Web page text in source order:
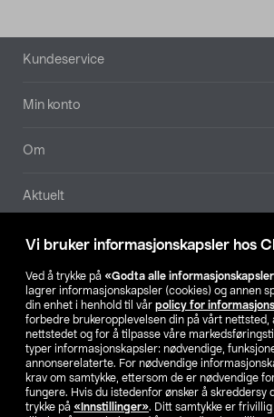
Vi bruker informasjonskapsler hos
Ved å trykke på «Godta alle
lagrer informasjonskapsler (cookies) og annen
din enhet i henhold til vår policy for
forbedre brukeropplevelsen din på vårt nettsted,
nettstedet og for å tilpasse våre
typer informasjonskapsler: nødvendige,
annonserelaterte. For nødvendige
krav om samtykke, ettersom de er nødvendige
fungere. Hvis du istedenfor ønsker å skreddersy
trykke på «Innstillinger». Ditt samtykke er frivillig
Bunntekst
Kundeservice
Min konto
Om
Aktuelt
Våre selskaper
Finn din butikk
SE NO FI